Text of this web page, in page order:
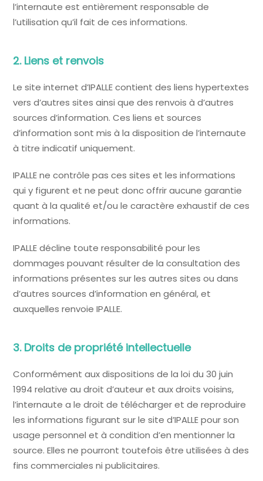
l’internaute est entièrement responsable de
l’utilisation qu’il fait de ces informations.
2. Liens et renvois
Le site internet d’IPALLE contient des liens hypertextes
vers d’autres sites ainsi que des renvois à d’autres
sources d’information. Ces liens et sources
d’information sont mis à la disposition de l’internaute
à titre indicatif uniquement.
IPALLE ne contrôle pas ces sites et les informations
qui y figurent et ne peut donc offrir aucune garantie
quant à la qualité et/ou le caractère exhaustif de ces
informations.
IPALLE décline toute responsabilité pour les
dommages pouvant résulter de la consultation des
informations présentes sur les autres sites ou dans
d’autres sources d’information en général, et
auxquelles renvoie IPALLE.
3. Droits de propriété intellectuelle
Conformément aux dispositions de la loi du 30 juin
1994 relative au droit d’auteur et aux droits voisins,
l’internaute a le droit de télécharger et de reproduire
les informations figurant sur le site d’IPALLE pour son
usage personnel et à condition d’en mentionner la
source. Elles ne pourront toutefois être utilisées à des
fins commerciales ni publicitaires.